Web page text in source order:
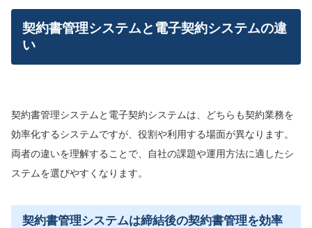
契約書管理システムと電子契約システムの違
い
契約書管理システムと電子契約システムは、どちらも契約業務を
効率化するシステムですが、役割や利用する場面が異なります。
両者の違いを理解することで、自社の課題や運用方法に適したシ
ステムを選びやすくなります。
契約書管理システムは締結後の契約書管理を効率